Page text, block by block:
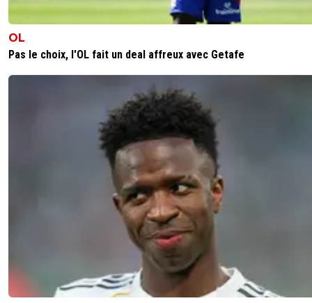
OL
Pas le choix, l'OL fait un deal affreux avec Getafe